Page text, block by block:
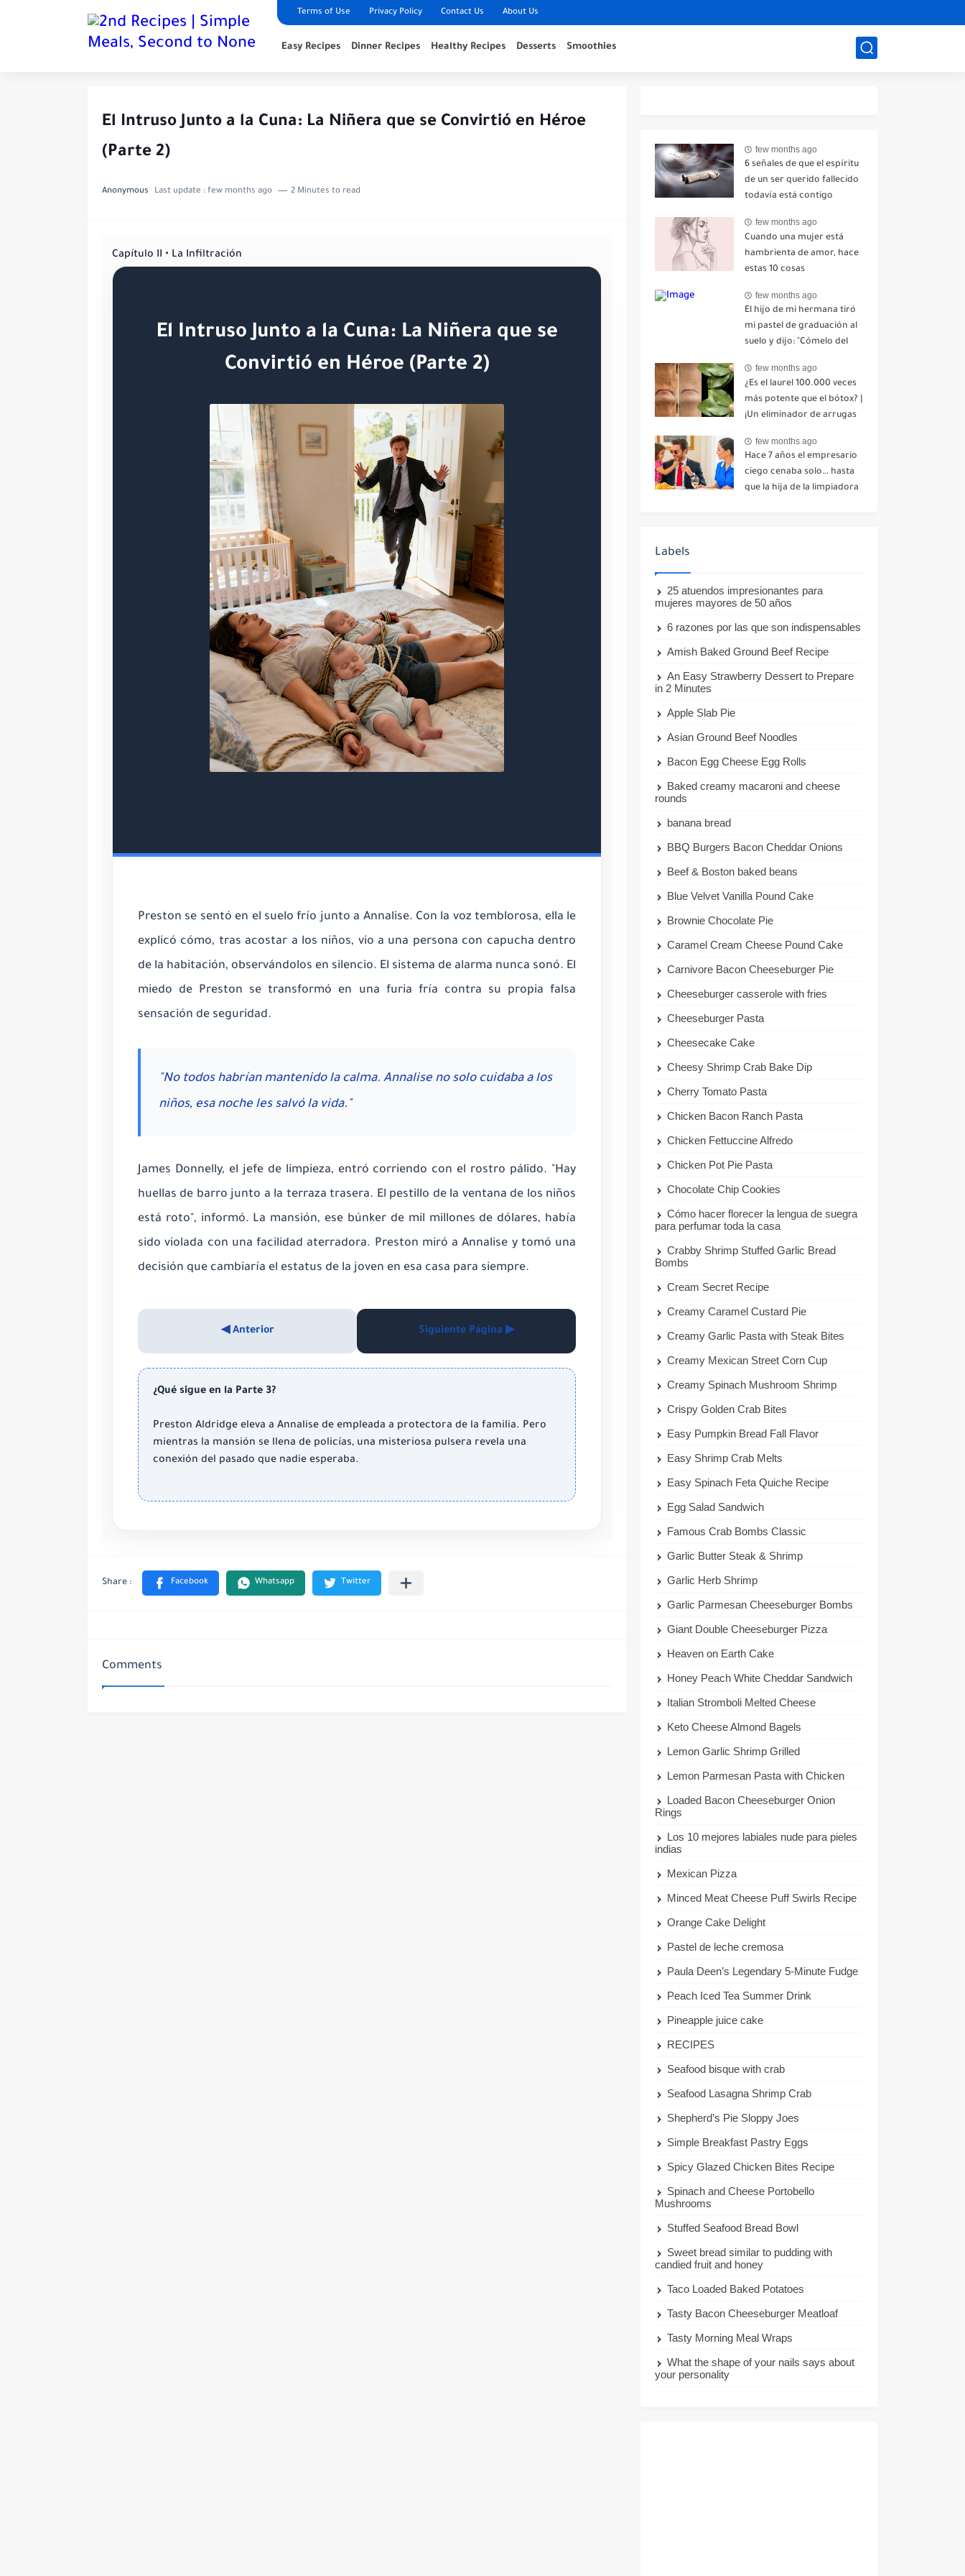
Terms of Use Privacy Policy Contact Us About Us
Easy Recipes Dinner Recipes Healthy Recipes Desserts Smoothies
El Intruso Junto a la Cuna: La Niñera que se Convirtió en Héroe
(Parte 2)
Anonymous Last update : few months ago 2 Minutes to read
Capítulo II • La Infiltración
El Intruso Junto a la Cuna: La Niñera que se
Convirtió en Héroe (Parte 2)
Preston se sentó en el suelo frío junto a Annalise. Con la voz temblorosa, ella le
explicó cómo, tras acostar a los niños, vio a una persona con capucha dentro
de la habitación, observándolos en silencio. El sistema de alarma nunca sonó. El
miedo de Preston se transformó en una furia fría contra su propia falsa
sensación de seguridad.
"No todos habrían mantenido la calma. Annalise no solo cuidaba a los
niños, esa noche les salvó la vida."
James Donnelly, el jefe de limpieza, entró corriendo con el rostro pálido. "Hay
huellas de barro junto a la terraza trasera. El pestillo de la ventana de los niños
está roto", informó. La mansión, ese búnker de mil millones de dólares, había
sido violada con una facilidad aterradora. Preston miró a Annalise y tomó una
decisión que cambiaría el estatus de la joven en esa casa para siempre.
◀ Anterior Siguiente Página ▶
¿Qué sigue en la Parte 3?
Preston Aldridge eleva a Annalise de empleada a protectora de la familia. Pero
mientras la mansión se llena de policías, una misteriosa pulsera revela una
conexión del pasado que nadie esperaba.
Comments
few months ago
6 señales de que el espíritu
de un ser querido fallecido
todavía está contigo
few months ago
Cuando una mujer está
hambrienta de amor, hace
estas 10 cosas
few months ago
El hijo de mi hermana tiró
mi pastel de graduación al
suelo y dijo: "Cómelo del
echó a reír. No dije ni una
palabra. Esa misma noche,
mi madre me envió un
mensaje: "Hemos decidido
cortar todo contacto.
Aléjate para siempre"-nhuy
few months ago
¿Es el laurel 100.000 veces
más potente que el bótox? |
¡Un eliminador de arrugas
años!
few months ago
Hace 7 años el empresario
ciego cenaba solo… hasta
que la hija de la limpiadora
Labels
25 atuendos impresionantes para
mujeres mayores de 50 años
6 razones por las que son indispensables
Amish Baked Ground Beef Recipe
An Easy Strawberry Dessert to Prepare
in 2 Minutes
Apple Slab Pie
Asian Ground Beef Noodles
Bacon Egg Cheese Egg Rolls
Baked creamy macaroni and cheese
rounds
banana bread
BBQ Burgers Bacon Cheddar Onions
Beef & Boston baked beans
Blue Velvet Vanilla Pound Cake
Brownie Chocolate Pie
Caramel Cream Cheese Pound Cake
Carnivore Bacon Cheeseburger Pie
Cheeseburger casserole with fries
Cheeseburger Pasta
Cheesecake Cake
Cheesy Shrimp Crab Bake Dip
Cherry Tomato Pasta
Chicken Bacon Ranch Pasta
Chicken Fettuccine Alfredo
Chicken Pot Pie Pasta
Chocolate Chip Cookies
Cómo hacer florecer la lengua de suegra
para perfumar toda la casa
Crabby Shrimp Stuffed Garlic Bread
Bombs
Cream Secret Recipe
Creamy Caramel Custard Pie
Creamy Garlic Pasta with Steak Bites
Creamy Mexican Street Corn Cup
Creamy Spinach Mushroom Shrimp
Crispy Golden Crab Bites
Easy Pumpkin Bread Fall Flavor
Easy Shrimp Crab Melts
Easy Spinach Feta Quiche Recipe
Egg Salad Sandwich
Famous Crab Bombs Classic
Garlic Butter Steak & Shrimp
Garlic Herb Shrimp
Garlic Parmesan Cheeseburger Bombs
Giant Double Cheeseburger Pizza
Heaven on Earth Cake
Honey Peach White Cheddar Sandwich
Italian Stromboli Melted Cheese
Keto Cheese Almond Bagels
Lemon Garlic Shrimp Grilled
Lemon Parmesan Pasta with Chicken
Loaded Bacon Cheeseburger Onion
Rings
Los 10 mejores labiales nude para pieles
indias
Mexican Pizza
Minced Meat Cheese Puff Swirls Recipe
Orange Cake Delight
Pastel de leche cremosa
Paula Deen’s Legendary 5-Minute Fudge
Peach Iced Tea Summer Drink
Pineapple juice cake
RECIPES
Seafood bisque with crab
Seafood Lasagna Shrimp Crab
Shepherd’s Pie Sloppy Joes
Simple Breakfast Pastry Eggs
Spicy Glazed Chicken Bites Recipe
Spinach and Cheese Portobello
Mushrooms
Stuffed Seafood Bread Bowl
Sweet bread similar to pudding with
candied fruit and honey
Taco Loaded Baked Potatoes
Tasty Bacon Cheeseburger Meatloaf
Tasty Morning Meal Wraps
What the shape of your nails says about
your personality